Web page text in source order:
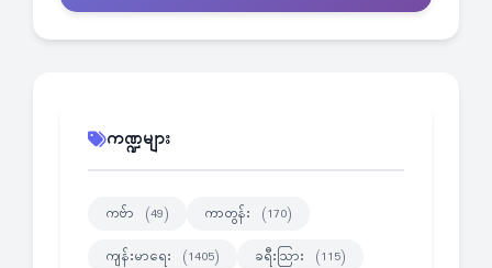
ကဏ္ဍများ
ကဗ်ာ (49) ကာတွန်း (170)
ကျန်းမာရေး (1405) ခရီးသြား (115)